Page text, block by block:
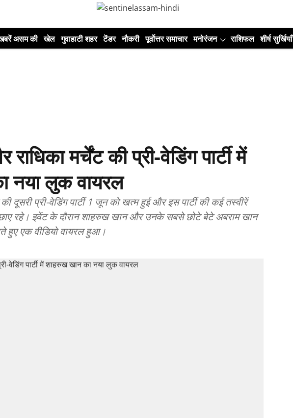
असम की खेल गुवाहाटी शहर टेंडर नौकरी पूर्वोत्तर समाचार मनोरंजन राशिफल शीर्ष सुर्खियाँ
मर्चेंट की प्री-वेडिंग पार्टी में
नया लुक वायरल
दूसरी प्री-वेडिंग पार्टी 1 जून को खत्म हुई और इस पार्टी की कई तस्वीरें
छाए रहे। इवेंट के दौरान शाहरुख खान और उनके सबसे छोटे बेटे अबराम खान
हुए एक वीडियो वायरल हुआ।